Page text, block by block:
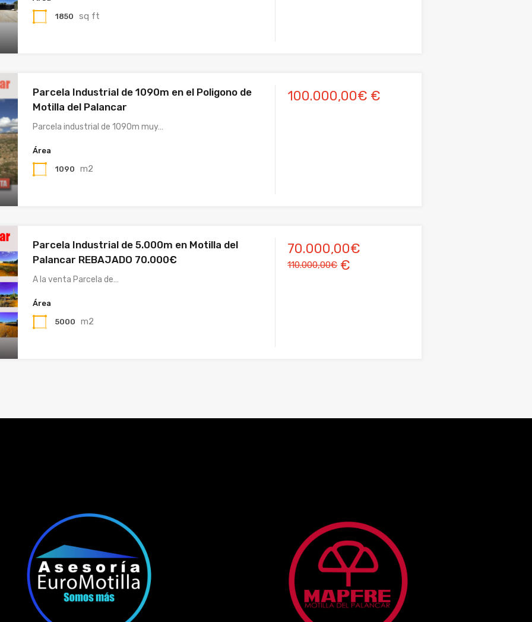
1850 sq ft
Parcela Industrial de 1090m en el Poligono de
Motilla del Palancar
Parcela industrial de 1090m muy…
Área
1090 m2
100.000,00€ €
Parcela Industrial de 5.000m en Motilla del
Palancar REBAJADO 70.000€
A la venta Parcela de…
Área
5000 m2
70.000,00€
110.000,00€€